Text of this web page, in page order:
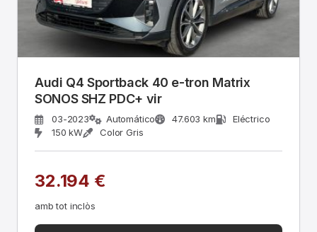
Audi Q4 Sportback 40 e-tron Matrix
SONOS SHZ PDC+ vir
03-2023 Automático 47.603 km
Eléctrico
150 kW
Color Gris
32.194 €
amb tot inclòs